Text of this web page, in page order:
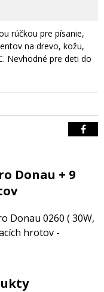
rúčkou pre písanie,
na drevo, kožu,
Nevhodné pre deti do
Donau + 9
Donau 0260 ( 30W,
hrotov -